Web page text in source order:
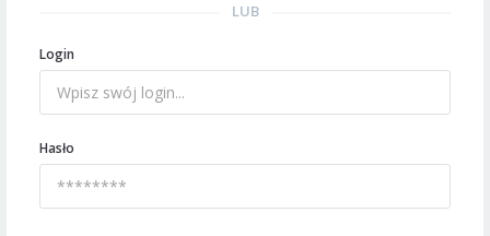
LUB
Login
Hasło